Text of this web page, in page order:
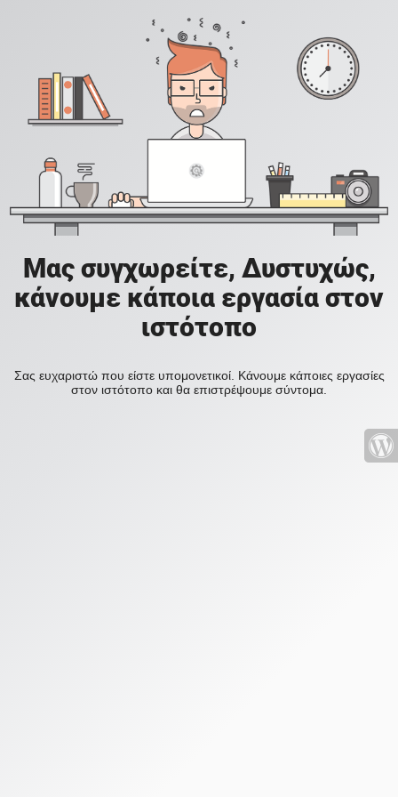
Μας συγχωρείτε, Δυστυχώς,
κάνουμε κάποια εργασία στον
ιστότοπο
Σας ευχαριστώ που είστε υπομονετικοί. Κάνουμε κάποιες εργασίες
στον ιστότοπο και θα επιστρέψουμε σύντομα.